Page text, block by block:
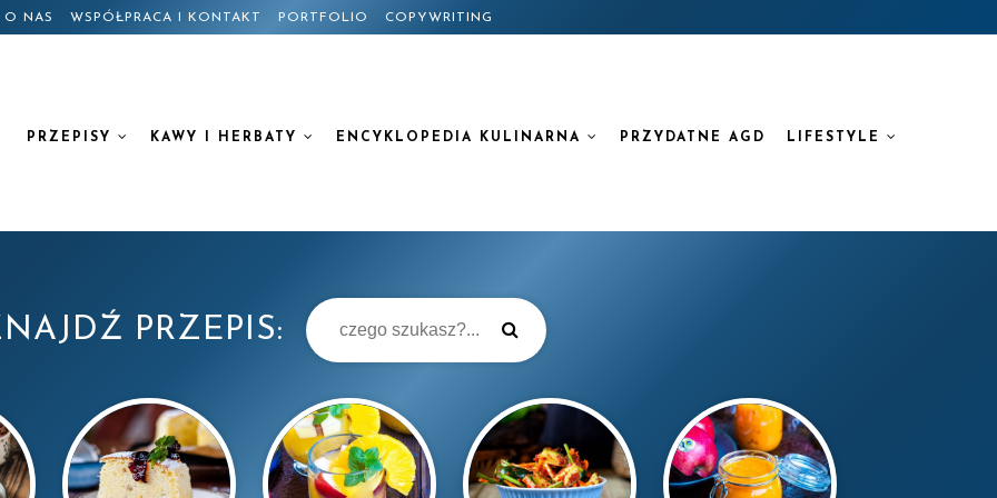
O NAS WSPÓŁPRACA I KONTAKT PORTFOLIO COPYWRITING
PRZEPISY KAWY I HERBATY ENCYKLOPEDIA KULINARNA PRZYDATNE AGD LIFESTYLE
PRZEPIS: